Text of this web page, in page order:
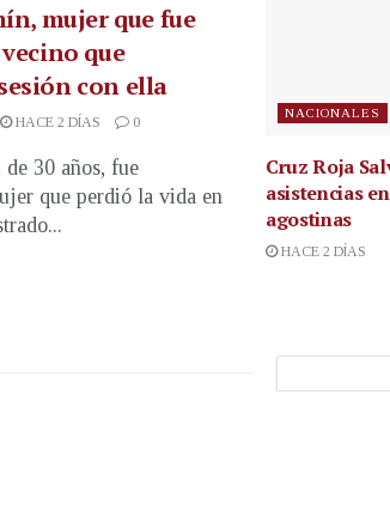
mujer que fue
que
con ella
HACE 2 DÍAS 0
30 años, fue
que perdió la vida en
NACIONALES
Cruz Roja
asistencias
agostinas
HACE 2 DÍAS